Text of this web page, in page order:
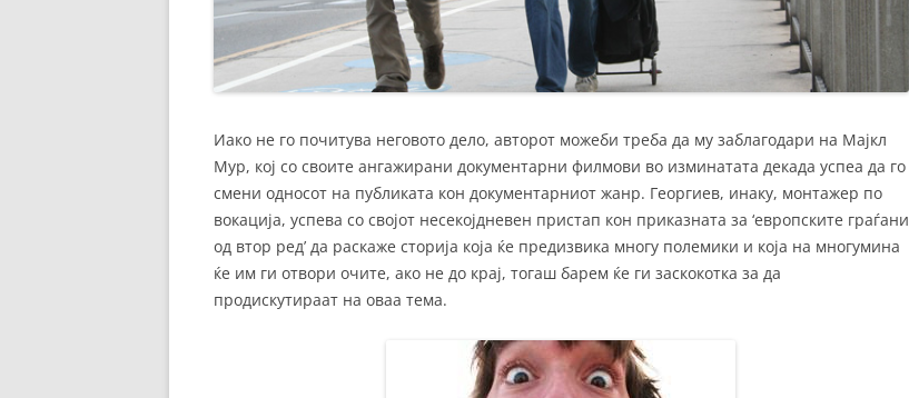
Иако не го почитува неговото дело, авторот можеби треба да му заблагодари на Мајкл
Мур, кој со своите ангажирани документарни филмови во изминатата декада успеа да го
смени односот на публиката кон документарниот жанр. Георгиев, инаку, монтажер по
вокација, успева со својот несекојдневен пристап кон приказната за ‘европските граѓани
од втор ред’ да раскаже сторија која ќе предизвика многу полемики и која на многумина
ќе им ги отвори очите, ако не до крај, тогаш барем ќе ги заскокотка за да
продискутираат на оваа тема.